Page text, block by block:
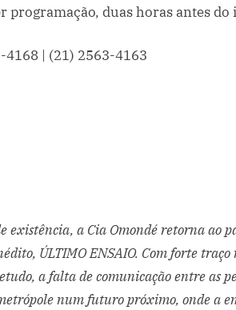
programação, duas horas antes do
4168 | (21) 2563-4163
existência, a Cia Omondé retorna ao
ÚLTIMO ENSAIO. Com forte
a falta de comunicação entre as
num futuro próximo, onde a